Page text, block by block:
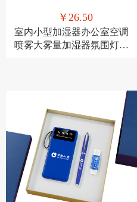
￥26.50
室内小型加湿器办公室空调
喷雾大雾量加湿器氛围灯